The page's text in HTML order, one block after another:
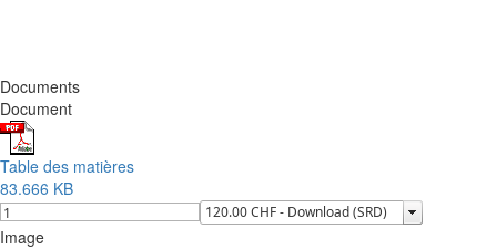
Documents
Document
Table des matières
83.666 KB
Image